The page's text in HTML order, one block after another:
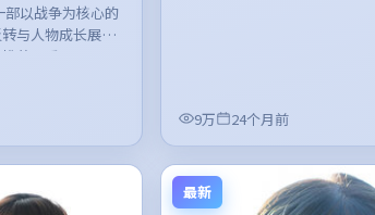
以战争为核心的
与人物成长展
荐观看。
9万 24个月前
最新